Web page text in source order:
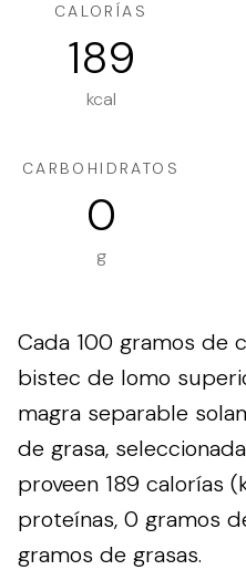
CALORÍAS
189
kcal
CARBOHIDRATOS
0
g
Cada 100 gramos de
bistec de lomo
magra separable
de grasa,
proveen 189 calorías
proteínas, 0 gramos
gramos de grasas.